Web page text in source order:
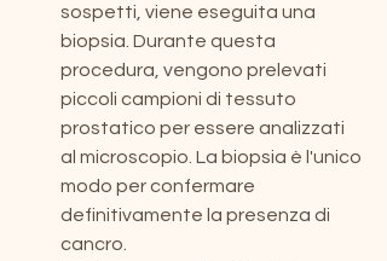
sospetti, viene eseguita una
biopsia. Durante questa
procedura, vengono prelevati
piccoli campioni di tessuto
prostatico per essere analizzati
al microscopio. La biopsia è l'unico
modo per confermare
definitivamente la presenza di
cancro.